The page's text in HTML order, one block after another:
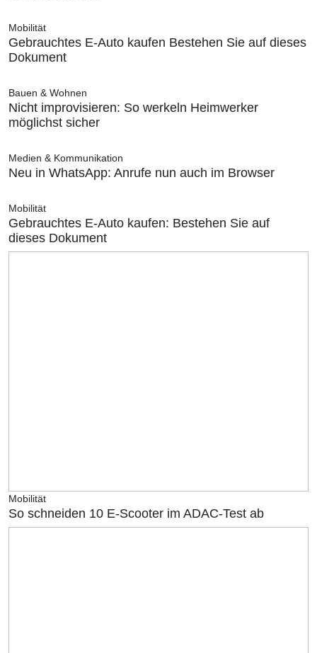
Mobilität
Gebrauchtes E-Auto kaufen Bestehen Sie auf dieses
Dokument
Bauen & Wohnen
Nicht improvisieren: So werkeln Heimwerker
möglichst sicher
Medien & Kommunikation
Neu in WhatsApp: Anrufe nun auch im Browser
Mobilität
Gebrauchtes E-Auto kaufen: Bestehen Sie auf
dieses Dokument
Mobilität
So schneiden 10 E-Scooter im ADAC-Test ab